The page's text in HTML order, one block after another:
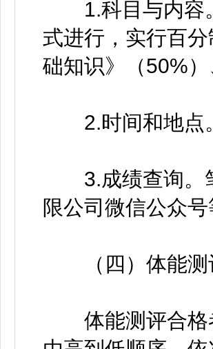
1.科目与内容。
式进行，实行百
础知识》（50%
2.时间和地点
3.成绩查询。笔
限公司微信公众
（四）体能测
体能测评合格